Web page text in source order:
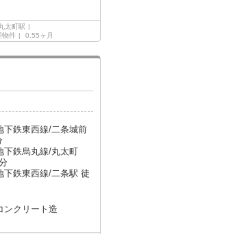
太町駅
物件 0.55ヶ月
下鉄東西線/二条城前
下鉄烏丸線/丸太町
下鉄東西線/二条駅 徒
ンクリート造